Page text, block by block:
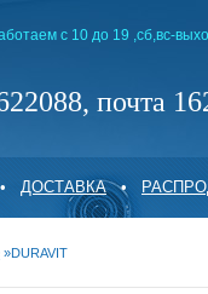
с 10 до 19 ,сб,вс-
почта
• ДОСТАВКА •
»DURAVIT